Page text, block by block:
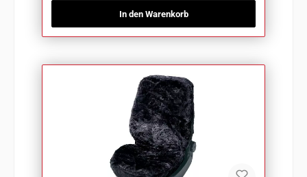
In den Warenkorb